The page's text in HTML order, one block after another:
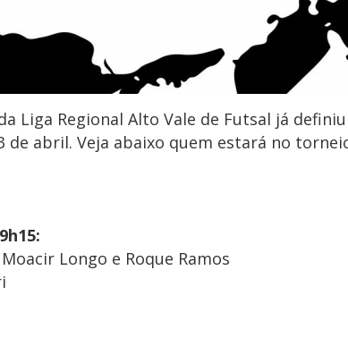
Liga Regional Alto Vale de Futsal já
de abril. Veja abaixo quem estará no
Longo e Roque Ramos